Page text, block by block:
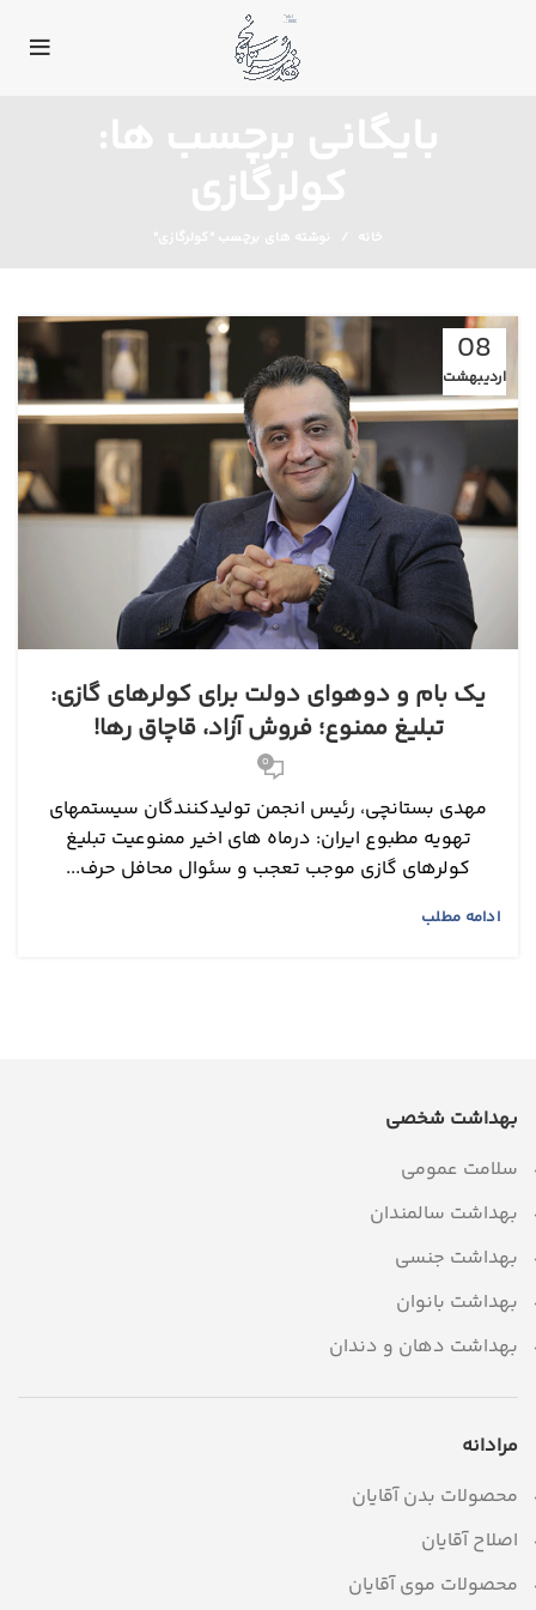
08
اردیبهشت
یک بام و دوهوای دولت برای کولرهای گازی:
تبلیغ ممنوع؛ فروش آزاد، قاچاق رها!
0
مهدی بستانچی، رئیس انجمن تولیدکنندگان سیستمهای
تهویه مطبوع ایران: درماه های اخیر ممنوعیت تبلیغ
کولرهای گازی موجب تعجب و سئوال محافل حرف...
ادامه مطلب
بهداشت شخصی
سلامت عمومی
بهداشت سالمندان
بهداشت جنسی
بهداشت بانوان
بهداشت دهان و دندان
مرادانه
محصولات بدن آقایان
اصلاح آقایان
محصولات موی آقایان